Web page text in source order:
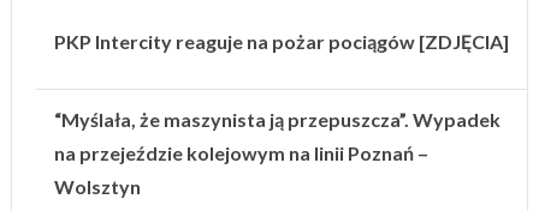
PKP Intercity reaguje na pożar pociągów [ZDJĘCIA]
“Myślała, że maszynista ją przepuszcza”. Wypadek
na przejeździe kolejowym na linii Poznań –
Wolsztyn